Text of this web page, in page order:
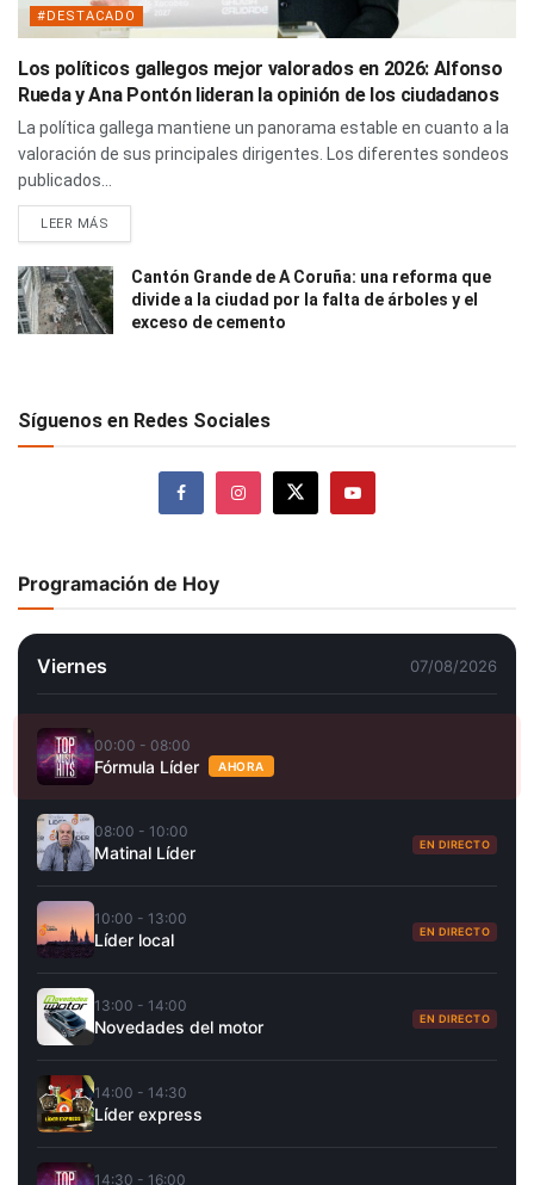
#DESTACADO
Los políticos gallegos mejor valorados en 2026: Alfonso
Rueda y Ana Pontón lideran la opinión de los ciudadanos
La política gallega mantiene un panorama estable en cuanto a la
valoración de sus principales dirigentes. Los diferentes sondeos
publicados...
LEER MÁS
Cantón Grande de A Coruña: una reforma que
divide a la ciudad por la falta de árboles y el
exceso de cemento
Síguenos en Redes Sociales
Programación de Hoy
Viernes 07/08/2026
00:00 - 08:00
Fórmula Líder AHORA
08:00 - 10:00
Matinal Líder EN DIRECTO
10:00 - 13:00
Líder local EN DIRECTO
13:00 - 14:00
Novedades del motor EN DIRECTO
14:00 - 14:30
Líder express
14:30 - 16:00